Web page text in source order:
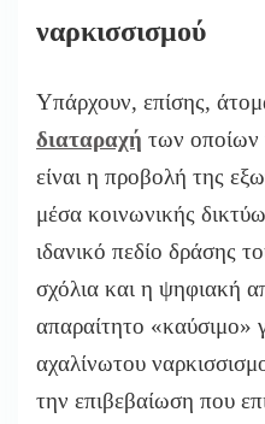
ναρκισσισμού
Υπάρχουν, επίσης,
διαταραχή των οποίων
είναι η προβολή της
μέσα κοινωνικής
ιδανικό πεδίο δράσης
σχόλια και η ψηφιακή
απαραίτητο «καύσιμο»
αχαλίνωτου
την επιβεβαίωση που